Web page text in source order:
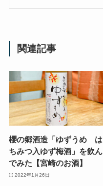
関連記事
櫻の郷酒造「ゆずうめ は
ちみつ入ゆず梅酒」を飲ん
でみた【宮崎のお酒】
2022年1月26日